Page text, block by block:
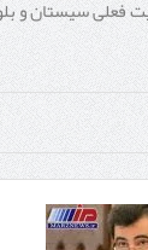
فعلی سیستان